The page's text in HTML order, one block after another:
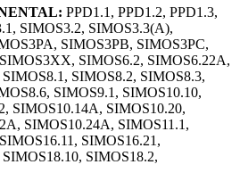
PPD1.1, PPD1.2, PPD1.3,
SIMOS3.2, SIMOS3.3(A),
SIMOS3PB, SIMOS3PC,
SIMOS6.2, SIMOS6.22A,
SIMOS8.2, SIMOS8.3,
SIMOS9.1, SIMOS10.10,
SIMOS10.14A, SIMOS10.20,
SIMOS10.24A, SIMOS11.1,
SIMOS16.21,
SIMOS18.2,